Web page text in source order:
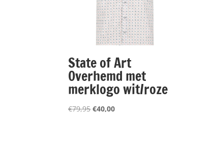
State of Art
Overhemd met
merklogo wit/roze
€79,95Oorspronkelijke
€40,00Huidige